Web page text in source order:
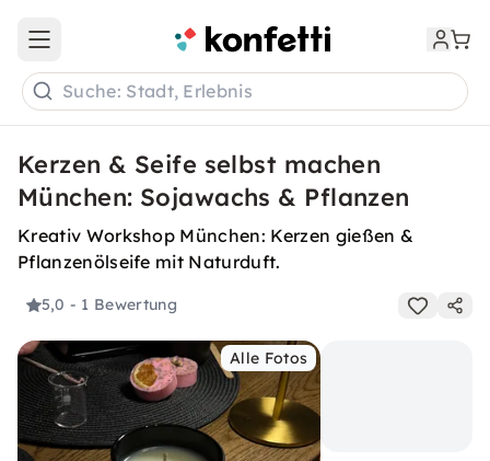
Open main menu
Suche: Stadt, Erlebnis
Kerzen & Seife selbst machen
München: Sojawachs & Pflanzen
Kreativ Workshop München: Kerzen gießen &
Pflanzenölseife mit Naturduft.
5,0 - 1 Bewertung
Alle Fotos